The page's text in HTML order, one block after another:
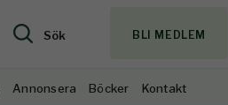
Sök BLI MEDLEM
Annonsera Böcker Kontakt